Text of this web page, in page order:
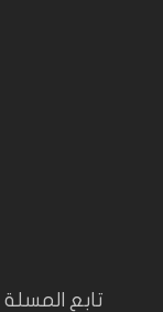
تابع